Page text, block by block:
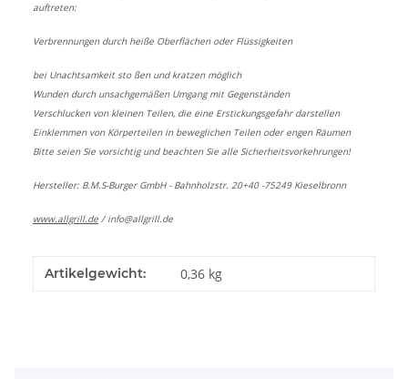
auftreten:
Verbrennungen durch heiße Oberflächen oder Flüssigkeiten
bei Unachtsamkeit sto ßen und kratzen möglich
Wunden durch unsachgemäßen Umgang mit Gegenständen
Verschlucken von kleinen Teilen, die eine Erstickungsgefahr darstellen
Einklemmen von Körperteilen in beweglichen Teilen oder engen Räumen
Bitte seien Sie vorsichtig und beachten Sie alle Sicherheitsvorkehrungen!
Hersteller: B.M.S-Burger GmbH - Bahnholzstr. 20+40 -75249 Kieselbronn
www.allgrill.de / info@allgrill.de
Artikelgewicht: 0,36 kg